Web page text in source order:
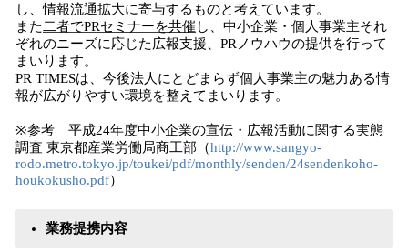
し、情報流通拡大に寄与するものと考えています。
また 二者でPRセミナーを共催 し、中小企業・個人事業主それ
ぞれのニーズに応じた広報支援、PRノウハウの提供を行って
まいります。
PR TIMESは、今後法人にとどまらず個人事業主の魅力ある情
報が広がりやすい環境を整えてまいります。
※参考 平成24年度中小企業の宣伝・広報活動に関する実態
調査 東京都産業労働局商工部（http://www.sangyo-
rodo.metro.tokyo.jp/toukei/pdf/monthly/senden/24sendenkoho-
houkokusho.pdf）
業務提携内容